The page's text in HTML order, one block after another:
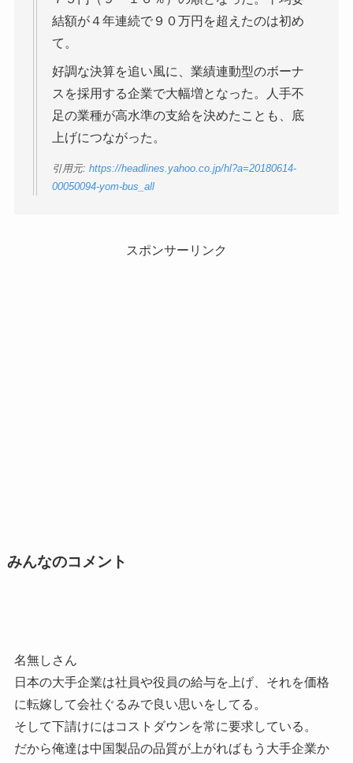
結額が４年連続で９０万円を超えたのは初め
て。
好調な決算を追い風に、業績連動型のボーナ
スを採用する企業で大幅増となった。人手不
足の業種が高水準の支給を決めたことも、底
上げにつながった。
引用元: https://headlines.yahoo.co.jp/hl?a=20180614-
00050094-yom-bus_all
スポンサーリンク
みんなのコメント
名無しさん
日本の大手企業は社員や役員の給与を上げ、それを価格
に転嫁して会社ぐるみで良い思いをしてる。
そして下請けにはコストダウンを常に要求している。
だから俺達は中国製品の品質が上がればもう大手企業か